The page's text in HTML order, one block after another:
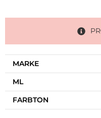
MARKE
ML
FARBTON